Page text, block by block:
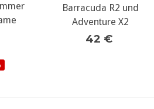
Barracuda R2 und
Adventure X2
42 €